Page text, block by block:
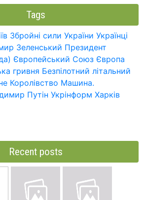
Tags
Збройні сили України Українці
Зеленський Президент
Європейський Союз Європа
гривня Безпілотний літальний
Королівство Машина.
Путін Укрінформ Харків
Recent posts